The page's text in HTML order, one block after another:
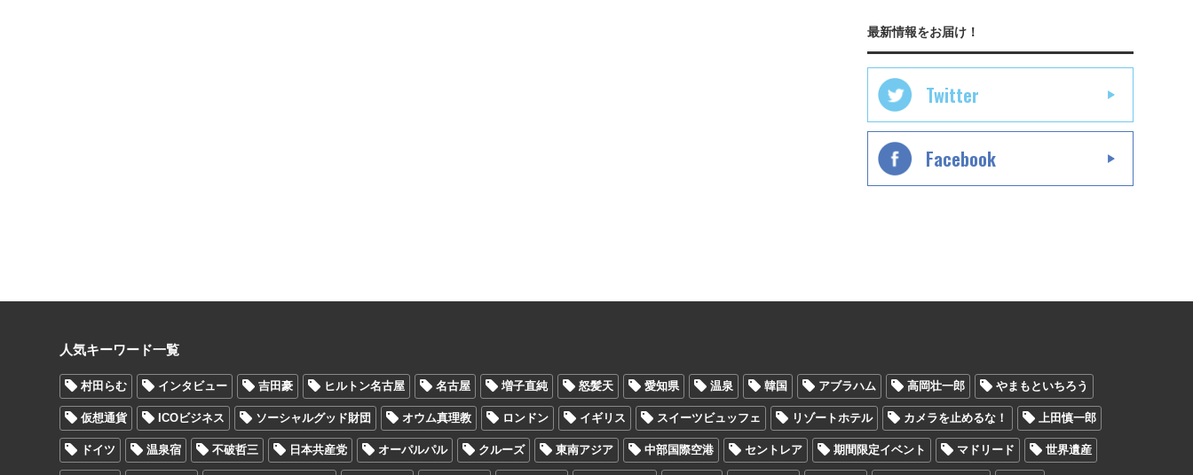
最新情報をお届け！
Twitter
Facebook
人気キーワード一覧
村田らむ インタビュー 吉田豪 ヒルトン名古屋 名古屋 増子直純 怒髪天 愛知県 温泉 韓国 アブラハム 高岡壮一郎 やまもといちろう
仮想通貨 ICOビジネス ソーシャルグッド財団 オウム真理教 ロンドン イギリス スイーツビュッフェ リゾートホテル カメラを止めるな！ 上田慎一郎
ドイツ 温泉宿 不破哲三 日本共産党 オーパルパル クルーズ 東南アジア 中部国際空港 セントレア 期間限定イベント マドリード 世界遺産